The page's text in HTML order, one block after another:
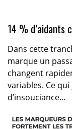
14 % d’aidants
Dans cette
marque un
changent
variables. Ce
d’insouciance…